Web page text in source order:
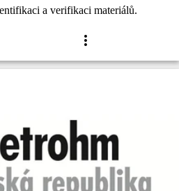
a verifikaci materiálů.